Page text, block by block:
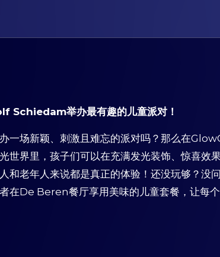
Schiedam举办最有趣的儿童派对！
一场新颖、刺激且难忘的派对吗？那么在
世界里，孩子们可以在充满发光装饰、惊喜效
和老年人来说都是真正的体验！还没玩够？没
在De Beren餐厅享用美味的儿童套餐，让每个